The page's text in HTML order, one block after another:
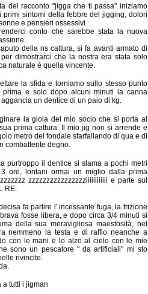
del racconto "jigga che ti passa" iniziamo
primi sintomi della febbre del jigging, dolori
e pensieri ossessivi.
conto che sarebbe stata la nuova
della ns cattura, si fa avanti armato di
dimostrarci che la nostra era stata solo
naturale è quella vincente.
la sfida e torniamo sullo stesso punto
prima e solo dopo alcuni minuti la canna
un dentice di un paio di kg.
la gioia del mio socio che si porta al
prima cattura. Il mio jig non si arrende e
metro del fondale sfarfallando di qua e di
combattente degno.
purtroppo il dentice si slama a pochi metri
ore, lontani ormai un miglio dalla prima
zzzzzzzzzzzzzzzziiiiiiiiiiii e parte sul
RE.
fa partire l' incessante fuga, la frizione
fosse libera, e dopo circa 3/4 minuti si
della sua meravigliosa maestosità, nel
nemmeno la testa e di raffio neanche a
con le mani e lo alzo al cielo con le mie
sono un pescatore " da artificiali" mi sto
rivincite.
a tutti i jigman